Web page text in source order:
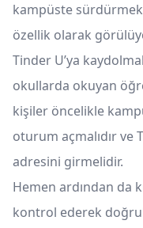
kampüste
özellik olarak
Tinder U’ya
okullarda okuyan
kişiler öncelikle
oturum açmalıdır ve
adresini girmelidir.
Hemen ardından da
kontrol ederek